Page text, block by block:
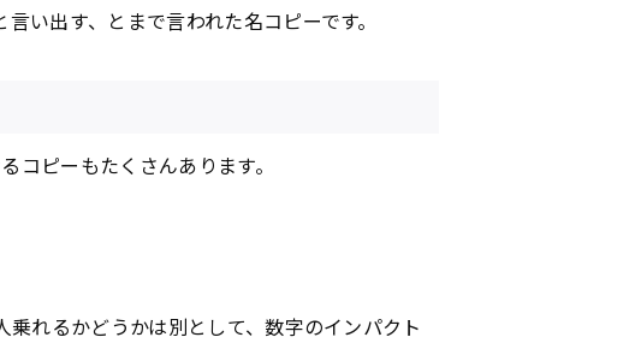
い出す、とまで言われた名コピーです。
コピーもたくさんあります。
れるかどうかは別として、数字のインパクト